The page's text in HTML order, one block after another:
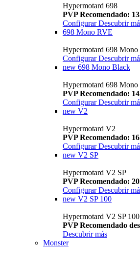
Hypermotard 698
PVP Recomendado:
ConfigurarDescubrir
698 Mono RVE
Hypermotard 698 Mono
Configurar Descubrir
new 698 Mono Black
Hypermotard 698
PVP Recomendado:
Configurar Descubrir
new V2
Hypermotard V2
PVP Recomendado:
Configurar Descubrir
new V2 SP
Hypermotard V2 SP
PVP Recomendado:
Configurar Descubrir
new V2 SP 100
Hypermotard V2 SP 100
PVP Recomendado
Descubrir más
Monster